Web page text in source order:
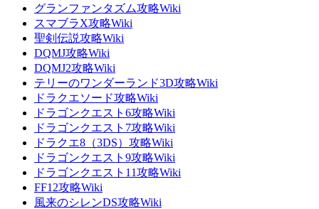
グランファンタズム攻略Wiki
スマブラX攻略Wiki
聖剣伝説攻略Wiki
DQMJ攻略Wiki
DQMJ2攻略Wiki
テリーのワンダーランド3D攻略Wiki
ドラクエソード攻略Wiki
ドラゴンクエスト6攻略Wiki
ドラゴンクエスト7攻略Wiki
ドラクエ8（3DS）攻略Wiki
ドラゴンクエスト9攻略Wiki
ドラゴンクエスト11攻略Wiki
FF12攻略Wiki
風来のシレンDS攻略Wiki